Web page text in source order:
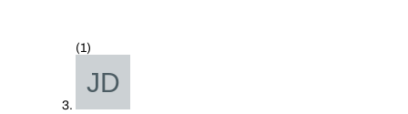
(1)